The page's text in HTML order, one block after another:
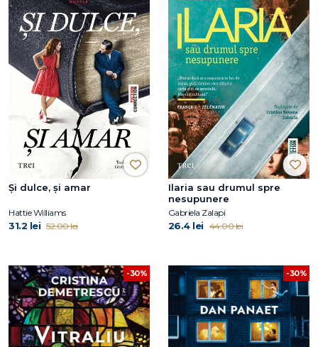
Și dulce, și amar
Hattie Williams
31.2 lei 52.00 lei
Ilaria sau drumul spre
nesupunere
Gabriela Zalapi
26.4 lei 44.00 lei
-30% -30%